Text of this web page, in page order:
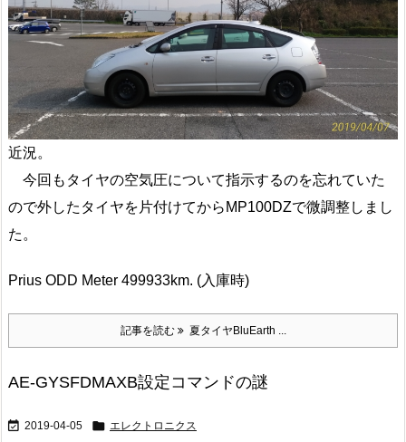
近況。
今回もタイヤの空気圧について指示するのを忘れていた
ので外したタイヤを片付けてからMP100DZで微調整しまし
た。
Prius ODD Meter 499933km. (入庫時)
記事を読む 夏タイヤBluEarth ...
AE-GYSFDMAXB設定コマンドの謎
 2019-04-05  エレクトロニクス